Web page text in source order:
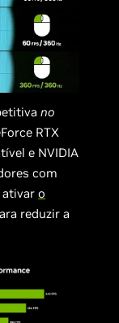
no
RTX
e NVIDIA
com
ativaro
reduzir a